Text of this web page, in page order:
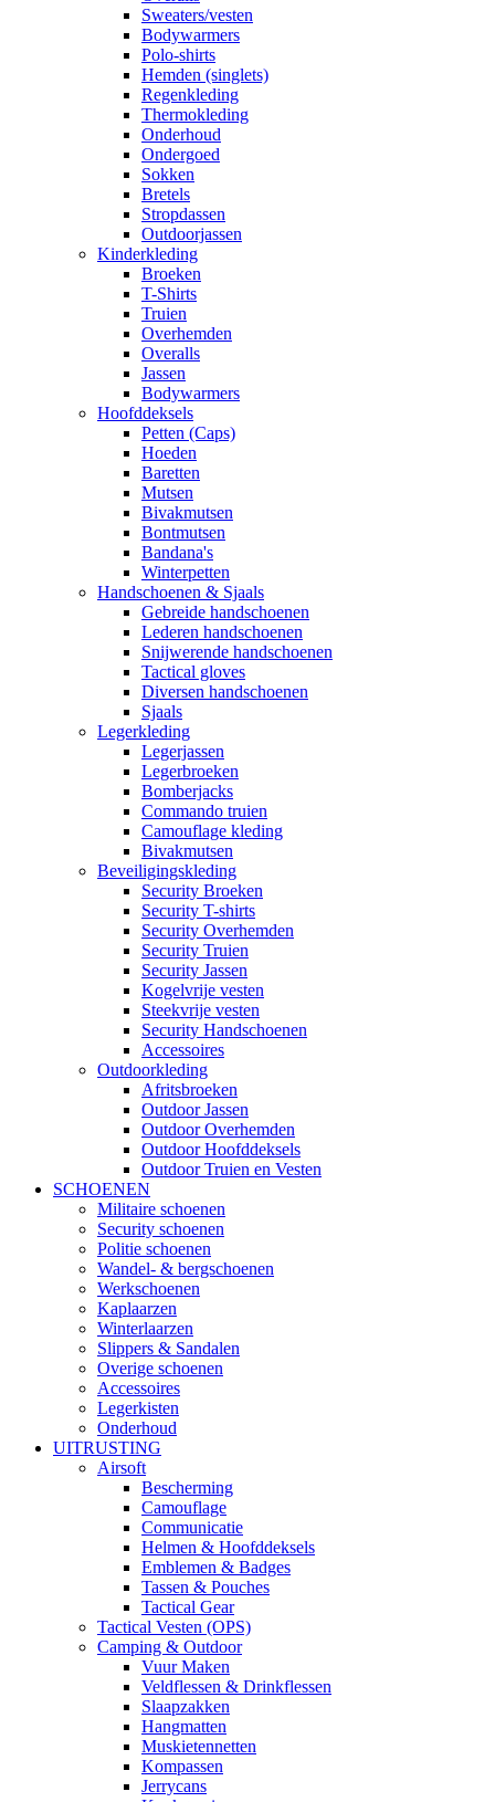
Sweaters/vesten
Bodywarmers
Polo-shirts
Hemden (singlets)
Regenkleding
Thermokleding
Onderhoud
Ondergoed
Sokken
Bretels
Stropdassen
Outdoorjassen
Kinderkleding
Broeken
T-Shirts
Truien
Overhemden
Overalls
Jassen
Bodywarmers
Hoofddeksels
Petten (Caps)
Hoeden
Baretten
Mutsen
Bivakmutsen
Bontmutsen
Bandana's
Winterpetten
Handschoenen & Sjaals
Gebreide handschoenen
Lederen handschoenen
Snijwerende handschoenen
Tactical gloves
Diversen handschoenen
Sjaals
Legerkleding
Legerjassen
Legerbroeken
Bomberjacks
Commando truien
Camouflage kleding
Bivakmutsen
Beveiligingskleding
Security Broeken
Security T-shirts
Security Overhemden
Security Truien
Security Jassen
Kogelvrije vesten
Steekvrije vesten
Security Handschoenen
Accessoires
Outdoorkleding
Afritsbroeken
Outdoor Jassen
Outdoor Overhemden
Outdoor Hoofddeksels
Outdoor Truien en Vesten
SCHOENEN
Militaire schoenen
Security schoenen
Politie schoenen
Wandel- & bergschoenen
Werkschoenen
Kaplaarzen
Winterlaarzen
Slippers & Sandalen
Overige schoenen
Accessoires
Legerkisten
Onderhoud
UITRUSTING
Airsoft
Bescherming
Camouflage
Communicatie
Helmen & Hoofddeksels
Emblemen & Badges
Tassen & Pouches
Tactical Gear
Tactical Vesten (OPS)
Camping & Outdoor
Vuur Maken
Veldflessen & Drinkflessen
Slaapzakken
Hangmatten
Muskietennetten
Kompassen
Jerrycans